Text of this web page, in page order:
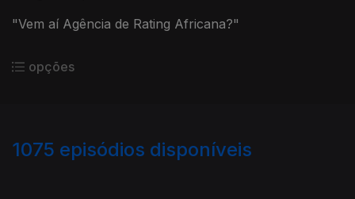
"Vem aí Agência de Rating Africana?"
opções
1075 episódios disponíveis